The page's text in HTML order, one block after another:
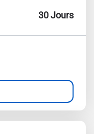
30 Jours